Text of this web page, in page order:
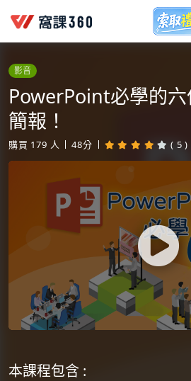
今天想要學什麼?
窩課推薦給您
影音
PowerPoint必學的
簡報！
購買 179 人 48分 ( 5 )
本課程包含 :